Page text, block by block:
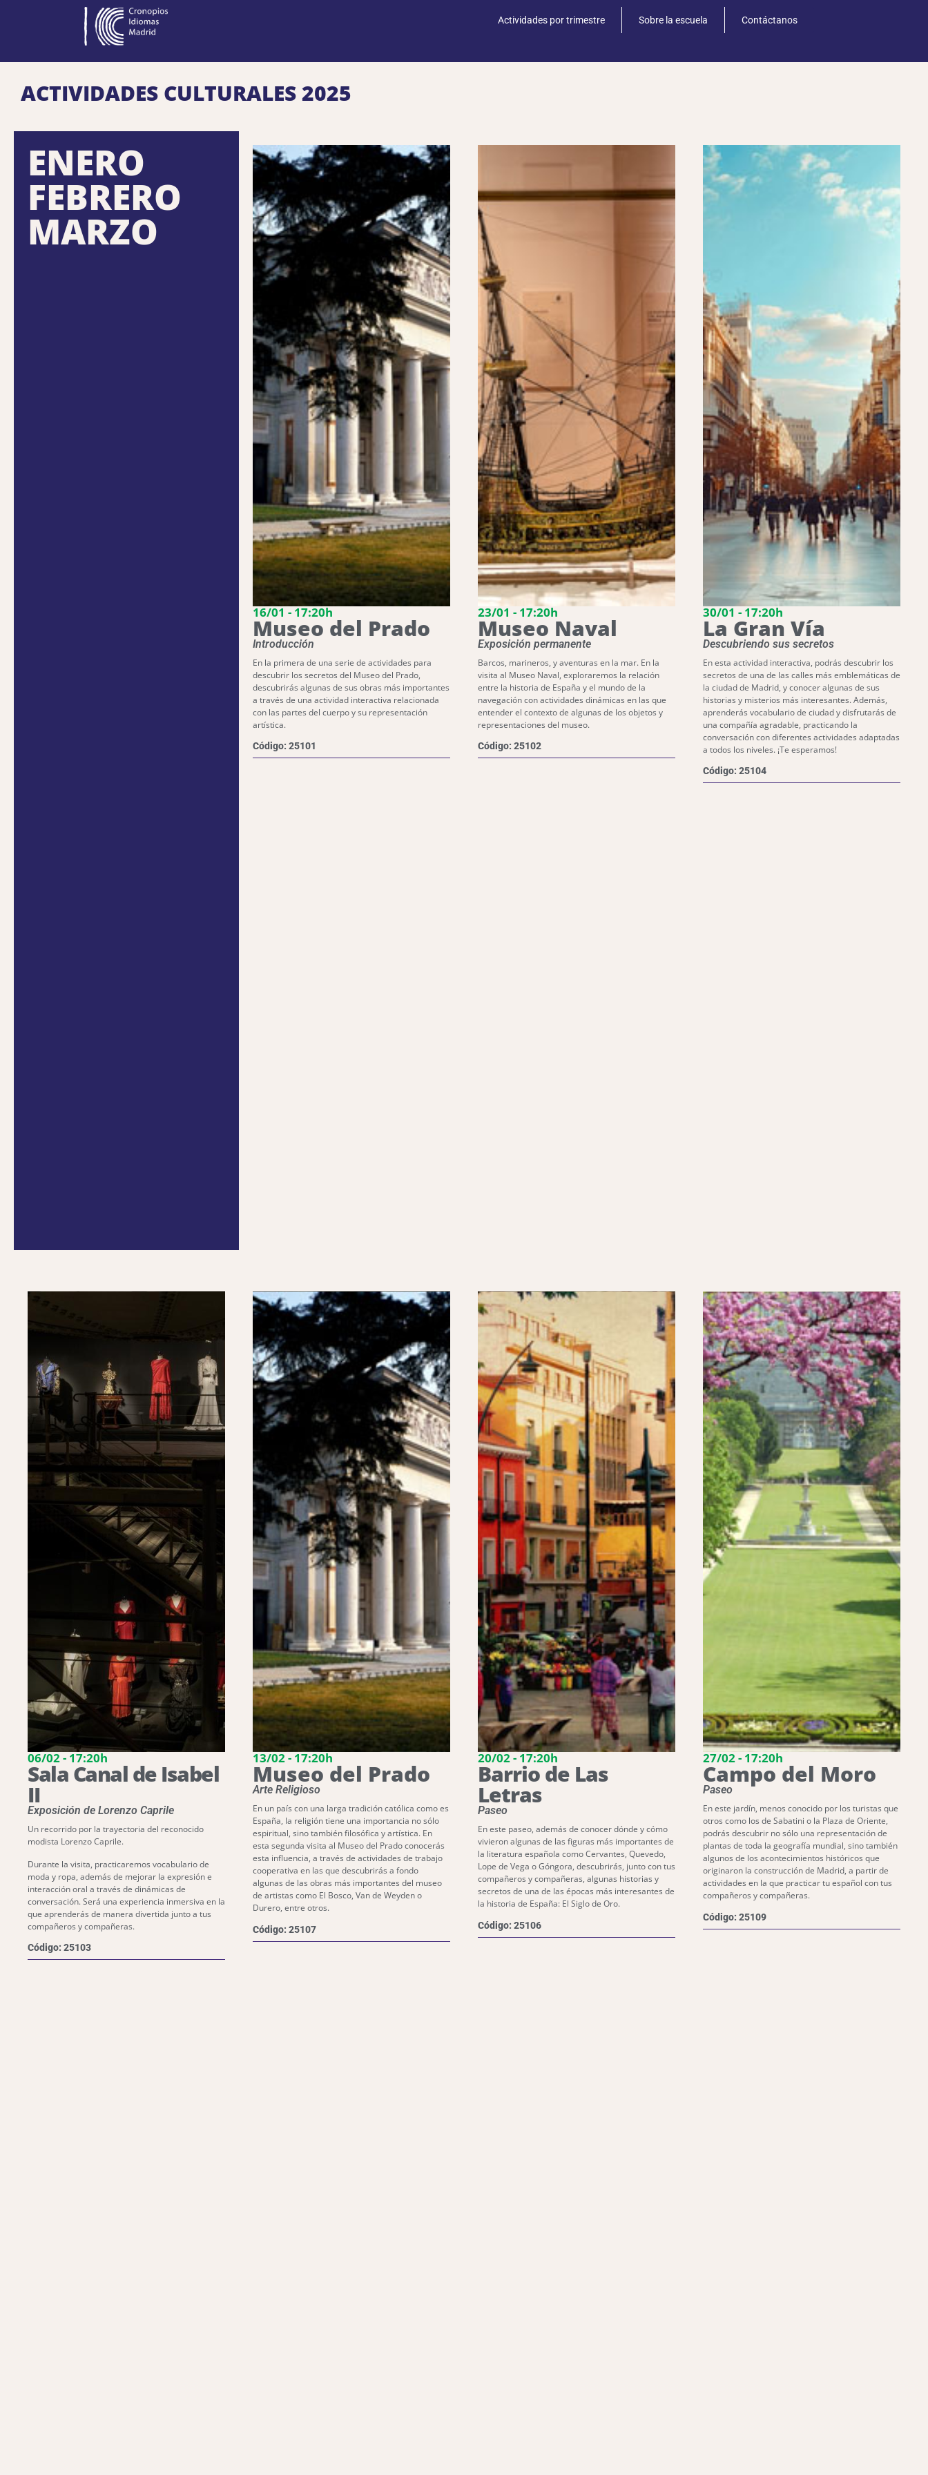
Actividades por trimestre Sobre la escuela Contáctanos
ACTIVIDADES CULTURALES 2025
ENERO
FEBRERO
MARZO
16/01 - 17:20h
Museo del Prado
Introducción
En la primera de una serie de actividades para
descubrir los secretos del Museo del Prado,
descubrirás algunas de sus obras más importantes
a través de una actividad interactiva relacionada
con las partes del cuerpo y su representación
artística.
Código: 25101
23/01 - 17:20h
Museo Naval
Exposición permanente
Barcos, marineros, y aventuras en la mar. En la
visita al Museo Naval, exploraremos la relación
entre la historia de España y el mundo de la
navegación con actividades dinámicas en las que
entender el contexto de algunas de los objetos y
representaciones del museo.
Código: 25102
30/01 - 17:20h
La Gran Vía
Descubriendo sus secretos
En esta actividad interactiva, podrás descubrir los
secretos de una de las calles más emblemáticas de
la ciudad de Madrid, y conocer algunas de sus
historias y misterios más interesantes. Además,
aprenderás vocabulario de ciudad y disfrutarás de
una compañía agradable, practicando la
conversación con diferentes actividades adaptadas
a todos los niveles. ¡Te esperamos!
Código: 25104
06/02 - 17:20h
Sala Canal de Isabel
II
Exposición de Lorenzo Caprile
Un recorrido por la trayectoria del reconocido
modista Lorenzo Caprile.
Durante la visita, practicaremos vocabulario de
moda y ropa, además de mejorar la expresión e
interacción oral a través de dinámicas de
conversación. Será una experiencia inmersiva en la
que aprenderás de manera divertida junto a tus
compañeros y compañeras.
Código: 25103
13/02 - 17:20h
Museo del Prado
Arte Religioso
En un país con una larga tradición católica como es
España, la religión tiene una importancia no sólo
espiritual, sino también filosófica y artística. En
esta segunda visita al Museo del Prado conocerás
esta influencia, a través de actividades de trabajo
cooperativa en las que descubrirás a fondo
algunas de las obras más importantes del museo
de artistas como El Bosco, Van de Weyden o
Durero, entre otros.
Código: 25107
20/02 - 17:20h
Barrio de Las
Letras
Paseo
En este paseo, además de conocer dónde y cómo
vivieron algunas de las figuras más importantes de
la literatura española como Cervantes, Quevedo,
Lope de Vega o Góngora, descubrirás, junto con tus
compañeros y compañeras, algunas historias y
secretos de una de las épocas más interesantes de
la historia de España: El Siglo de Oro.
Código: 25106
27/02 - 17:20h
Campo del Moro
Paseo
En este jardín, menos conocido por los turistas que
otros como los de Sabatini o la Plaza de Oriente,
podrás descubrir no sólo una representación de
plantas de toda la geografía mundial, sino también
algunos de los acontecimientos históricos que
originaron la construcción de Madrid, a partir de
actividades en la que practicar tu español con tus
compañeros y compañeras.
Código: 25109